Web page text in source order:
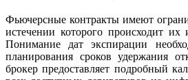
Фьючерсные контракты имеют
истечении которого происходит их
Понимание дат экспирации
планирования сроков удержания
брокер предоставляет подробный